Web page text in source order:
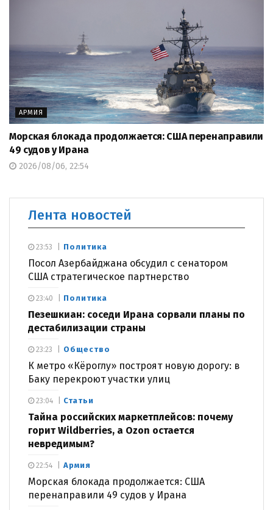
АРМИЯ
Морская блокада продолжается: США перенаправили
49 судов у Ирана
2026/08/06, 22:54
Лента новостей
Политика
Посол Азербайджана обсудил с сенатором
США стратегическое партнерство
23:53
Политика
Пезешкиан: соседи Ирана сорвали планы по
дестабилизации страны
23:40
Общество
К метро «Кёроглу» построят новую дорогу: в
Баку перекроют участки улиц
23:23
Статьи
Тайна российских маркетплейсов: почему
горит Wildberries, а Ozon остается
невредимым?
23:04
Армия
Морская блокада продолжается: США
перенаправили 49 судов у Ирана
22:54